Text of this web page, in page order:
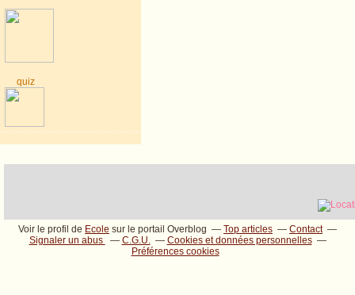
quiz
Voir le profil de Ecole sur le portail Overblog Top articles
Contact
Signaler un abus
C.G.U.
Cookies et données personnelles
Préférences cookies